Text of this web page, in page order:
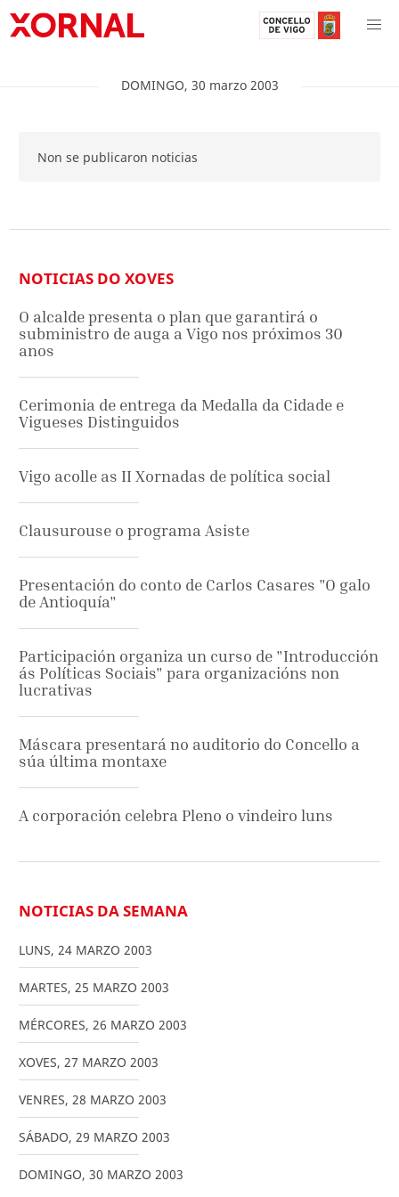
DOMINGO, 30 marzo 2003
Non se publicaron noticias
NOTICIAS DO XOVES
O alcalde presenta o plan que garantirá o
subministro de auga a Vigo nos próximos 30
anos
Cerimonia de entrega da Medalla da Cidade e
Vigueses Distinguidos
Vigo acolle as II Xornadas de política social
Clausurouse o programa Asiste
Presentación do conto de Carlos Casares "O galo
de Antioquía"
Participación organiza un curso de "Introducción
ás Políticas Sociais" para organizacións non
lucrativas
Máscara presentará no auditorio do Concello a
súa última montaxe
A corporación celebra Pleno o vindeiro luns
NOTICIAS DA SEMANA
LUNS, 24 MARZO 2003
MARTES, 25 MARZO 2003
MÉRCORES, 26 MARZO 2003
XOVES, 27 MARZO 2003
VENRES, 28 MARZO 2003
SÁBADO, 29 MARZO 2003
DOMINGO, 30 MARZO 2003